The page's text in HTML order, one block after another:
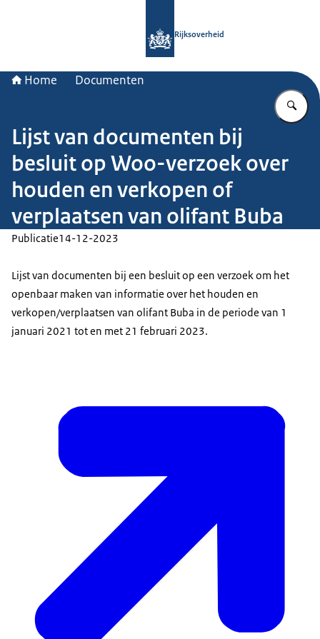
Rijksoverheid
Home Documenten
Lijst van documenten bij
besluit op Woo-verzoek over
houden en verkopen of
verplaatsen van olifant Buba
Publicatie14-12-2023
Lijst van documenten bij een besluit op een verzoek om het
openbaar maken van informatie over het houden en
verkopen/verplaatsen van olifant Buba in de periode van 1
januari 2021 tot en met 21 februari 2023.